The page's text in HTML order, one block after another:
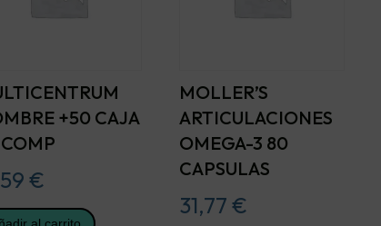
+50 CAJA
€
MOLLER’S
ARTICULACIONES
OMEGA-3 80
CAPSULAS
31,77 €